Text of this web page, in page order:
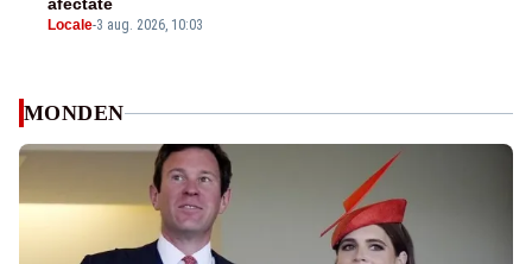
Locale-3 aug. 2026, 10:03
MONDEN